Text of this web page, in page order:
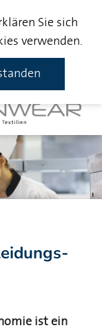
ist ein
Sie sich
verwenden.